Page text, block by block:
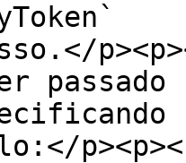
passado